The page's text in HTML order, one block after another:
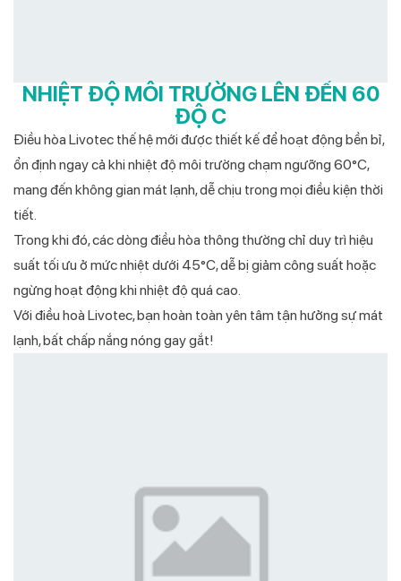
NHIỆT ĐỘ MÔI TRƯỜNG LÊN ĐẾN 60
ĐỘ C
Điều hòa Livotec thế hệ mới được thiết kế để hoạt động bền bỉ,
ổn định ngay cả khi nhiệt độ môi trường chạm ngưỡng 60°C,
mang đến không gian mát lạnh, dễ chịu trong mọi điều kiện thời
tiết.
Trong khi đó, các dòng điều hòa thông thường chỉ duy trì hiệu
suất tối ưu ở mức nhiệt dưới 45°C, dễ bị giảm công suất hoặc
ngừng hoạt động khi nhiệt độ quá cao.
Với điều hoà Livotec, bạn hoàn toàn yên tâm tận hưởng sự mát
lạnh, bất chấp nắng nóng gay gắt!